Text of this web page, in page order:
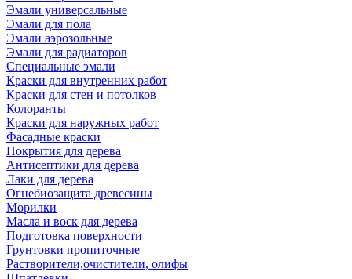
Эмали универсальные
Эмали для пола
Эмали аэрозольные
Эмали для радиаторов
Специальные эмали
Краски для внутренних работ
Краски для стен и потолков
Колоранты
Краски для наружных работ
Фасадные краски
Покрытия для дерева
Антисептики для дерева
Лаки для дерева
Огнебиозащита древесины
Морилки
Масла и воск для дерева
Подготовка поверхности
Грунтовки пропиточные
Растворители,очистители, олифы